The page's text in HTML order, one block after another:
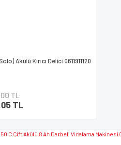
Akülü Kırıcı Delici 0611911120
TL
TL